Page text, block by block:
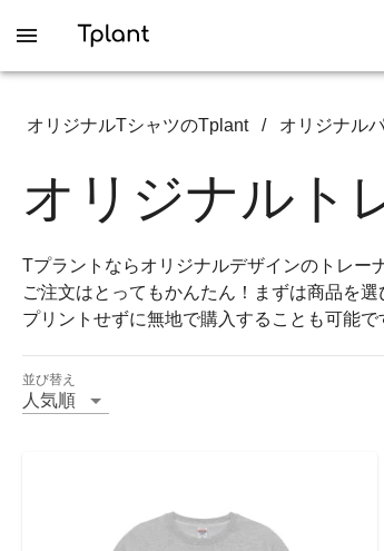
オリジナルTシャツのTplant / オリジナル
オリジナルト
Tプラントならオリジナルデザインのトレー
ご注文はとってもかんたん！まずは商品を
プリントせずに無地で購入することも可能で
人気順
並び替え